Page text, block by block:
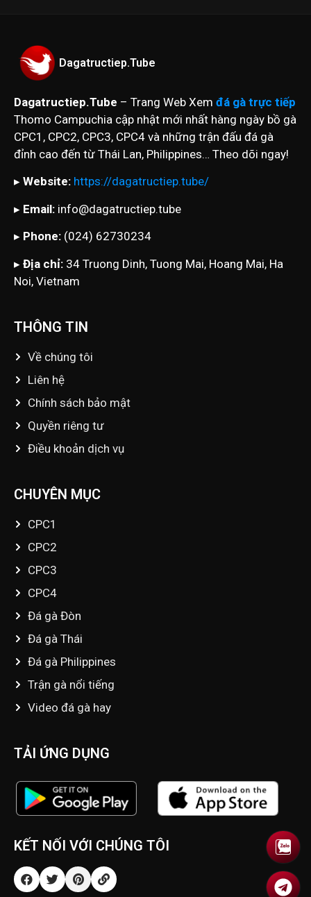
Dagatructiep.Tube
Dagatructiep.Tube – Trang Web Xem đá gà trực tiếp
Thomo Campuchia cập nhật mới nhất hàng ngày bồ gà
CPC1, CPC2, CPC3, CPC4 và những trận đấu đá gà
đỉnh cao đến từ Thái Lan, Philippines… Theo dõi ngay!
▸ Website: https://dagatructiep.tube/
▸ Email: info@dagatructiep.tube
▸ Phone: (024) 62730234
▸ Địa chỉ: 34 Truong Dinh, Tuong Mai, Hoang Mai, Ha
Noi, Vietnam
THÔNG TIN
Về chúng tôi
Liên hệ
Chính sách bảo mật
Quyền riêng tư
Điều khoản dịch vụ
CHUYÊN MỤC
CPC1
CPC2
CPC3
CPC4
Đá gà Đòn
Đá gà Thái
Đá gà Philippines
Trận gà nổi tiếng
Video đá gà hay
TẢI ỨNG DỤNG
KẾT NỐI VỚI CHÚNG TÔI